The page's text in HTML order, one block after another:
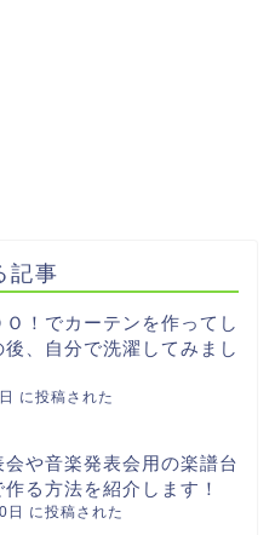
記事
Ｏ！でカーテンを作ってし
後、自分で洗濯してみまし
に投稿された
会や音楽発表会用の楽譜台
る方法を紹介します！
に投稿された